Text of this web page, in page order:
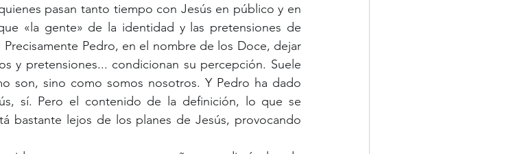
«la gente» de la identidad y las pretensiones de
Precisamente Pedro, en el nombre de los Doce, dejar
y pretensiones... condicionan su percepción. Suele
son, sino como somos nosotros. Y Pedro ha dado
sí. Pero el contenido de la definición, lo que se
bastante lejos de los planes de Jesús, provocando